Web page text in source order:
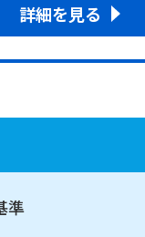
詳細を見る
準